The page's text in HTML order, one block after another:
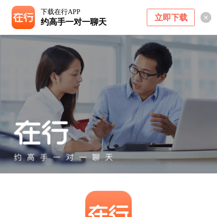
下载在行APP
约高手一对一聊天 立即下载